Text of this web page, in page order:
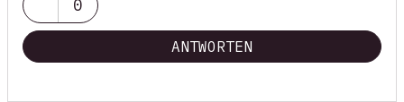
0
ANTWORTEN